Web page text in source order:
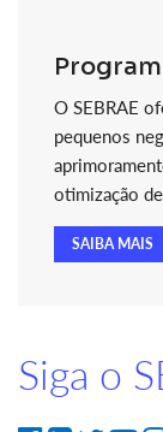
O SEBRAE
pequenos
otimização
SAIBA MAIS
Siga o